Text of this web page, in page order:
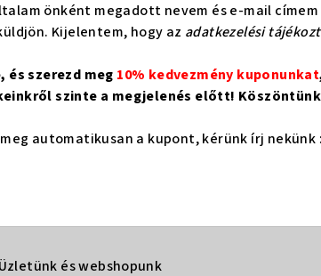
önként megadott nevem és e-mail
Kijelentem, hogy az adatkezelési
szerezd meg 10% kedvezmény kuponunkat
szinte a megjelenés előtt!
automatikusan a kupont, kérünk írj nekünk
Üzletünk és webshopunk